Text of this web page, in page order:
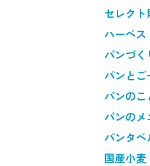
セレクト
ハーベス
パンづ
パンとご
パンのこ
パンのメ
パンタベ
国産小麦